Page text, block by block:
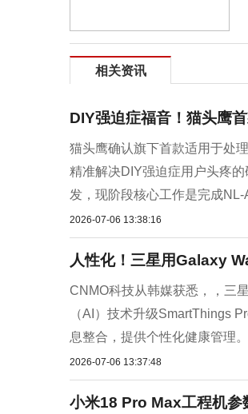
相关资讯
DIY强迫症福音！猫头鹰
猫头鹰确认旗下首款适用于处
精准解决DIY强迫症用户头疼
发，现阶段核心工作是完成
2026-07-06 13:38:16
人性化！三星用Galaxy
CNMO科技从韩媒获悉，，三
（AI）技术升级SmartThings
息整合，提供个性化健康管理
2026-07-06 13:37:48
小米18 Pro Max工程机参